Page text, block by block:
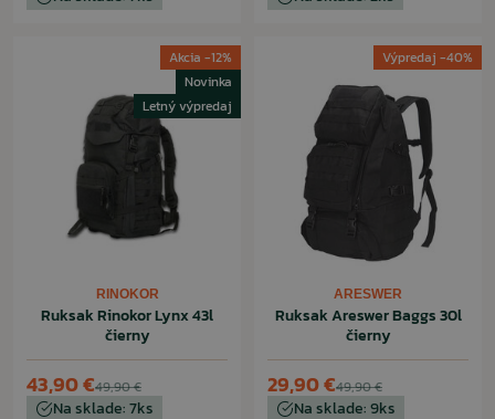
Akcia -12%
Novinka
Letný výpredaj
RINOKOR
Ruksak Rinokor Lynx 43l
čierny
49,90 €
43,90 €
Na sklade: 7ks
Výpredaj -40%
ARESWER
Ruksak Areswer Baggs 30l
čierny
49,90 €
29,90 €
Na sklade: 9ks